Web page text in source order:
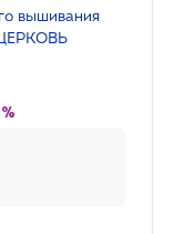
вышивания
ЦЕРКОВЬ